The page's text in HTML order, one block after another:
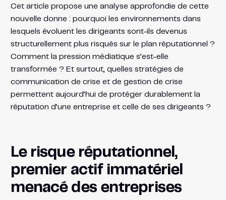
Cet article propose une analyse approfondie de cette
nouvelle donne : pourquoi les environnements dans
lesquels évoluent les dirigeants sont-ils devenus
structurellement plus risqués sur le plan réputationnel ?
Comment la pression médiatique s’est-elle
transformée ? Et surtout, quelles stratégies de
communication de crise et de gestion de crise
permettent aujourd’hui de protéger durablement la
réputation d’une entreprise et celle de ses dirigeants ?
Le risque réputationnel,
premier actif immatériel
menacé des entreprises